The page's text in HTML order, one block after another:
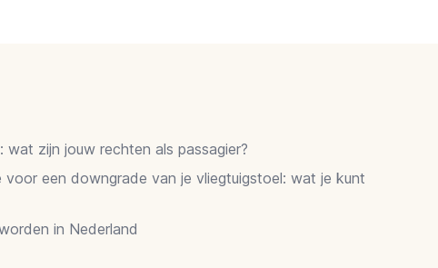
wat zijn jouw rechten als passagier?
voor een downgrade van je vliegtuigstoel: wat je kunt
in Nederland